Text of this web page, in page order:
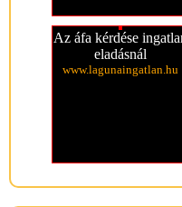
Az áfa kérdése
eladásnál
www.lagunaingatlan.hu